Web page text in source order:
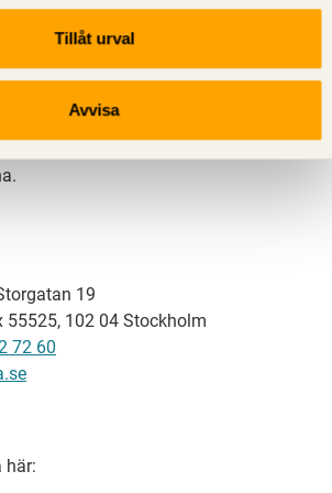
Tillåt urval
Avvisa
svensk sågverksindustri
trä- och förpackningsindustri samt
19
55525, 102 04 Stockholm
72 60
här: